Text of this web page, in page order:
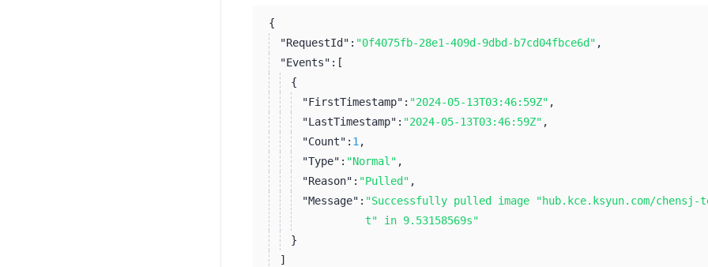
{
"RequestId": "0f4075fb-28e1-409d-9dbd-b7cd04fbce6d" ,
"Events": [
{
"FirstTimestamp": "2024-05-13T03:46:59Z" ,
"LastTimestamp": "2024-05-13T03:46:59Z" ,
"Count": 1 ,
"Type": "Normal" ,
"Reason": "Pulled" ,
"Message": "Successfully pulled image "hub.kce.ksyun.com/
t" in 9.53158569s"
}
]